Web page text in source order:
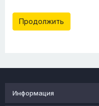
Продолжить
Информация